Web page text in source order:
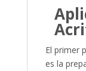
El primer
es la